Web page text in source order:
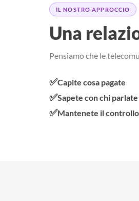
IL NOSTRO APPROCCIO
Una
Pensiamo che le
✅Capite cosa pagate
✅Sapete con chi parlate
✅Mantenete il